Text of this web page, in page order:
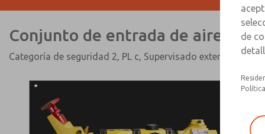
Conjunto de entrada de aire
Categoría de seguridad 2, PL c, Supervisado externamente
de